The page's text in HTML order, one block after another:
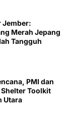
Jember:
Merah Jepang
Tangguh
PMI dan
Toolkit
Utara